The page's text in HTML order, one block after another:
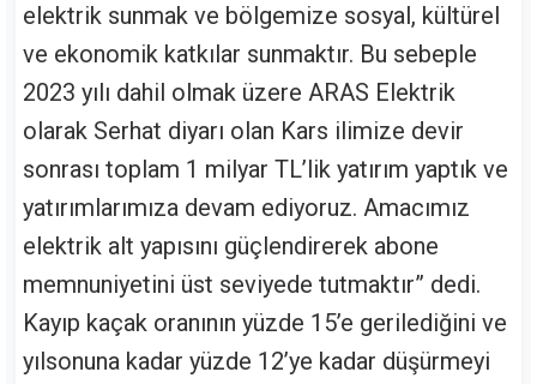
elektrik sunmak ve bölgemize sosyal, kültürel
ve ekonomik katkılar sunmaktır. Bu sebeple
2023 yılı dahil olmak üzere ARAS Elektrik
olarak Serhat diyarı olan Kars ilimize devir
sonrası toplam 1 milyar TL’lik yatırım yaptık ve
yatırımlarımıza devam ediyoruz. Amacımız
elektrik alt yapısını güçlendirerek abone
memnuniyetini üst seviyede tutmaktır” dedi.
Kayıp kaçak oranının yüzde 15’e gerilediğini ve
yılsonuna kadar yüzde 12’ye kadar düşürmeyi